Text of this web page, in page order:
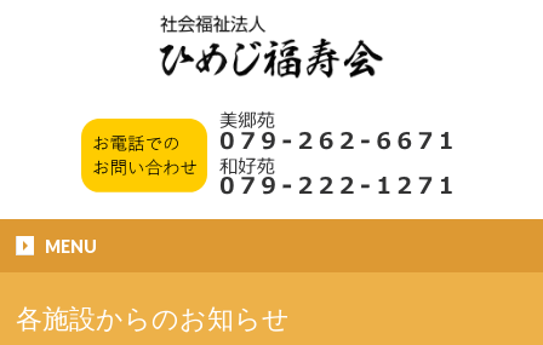
MENU
各施設からのお知らせ